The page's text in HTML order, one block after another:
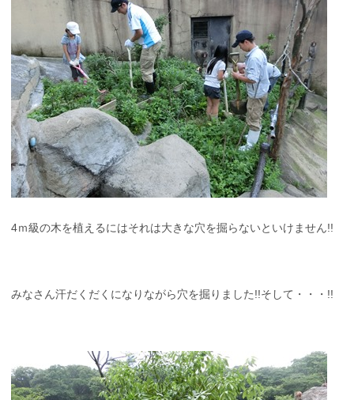
4ｍ級の木を植えるにはそれは大きな穴を掘らないといけません!!
みなさん汗だくだくになりながら穴を掘りました!!そして・・・!!